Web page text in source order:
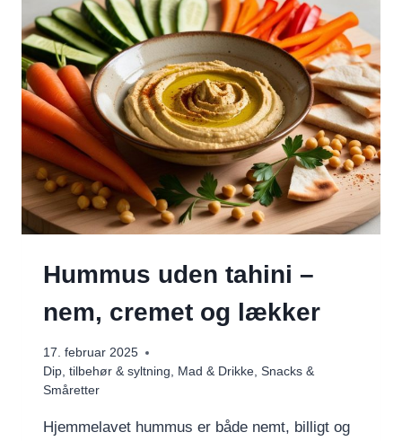
Hummus uden tahini –
nem, cremet og lækker
17. februar 2025
Dip, tilbehør & syltning, Mad & Drikke, Snacks &
Småretter
Hjemmelavet hummus er både nemt, billigt og